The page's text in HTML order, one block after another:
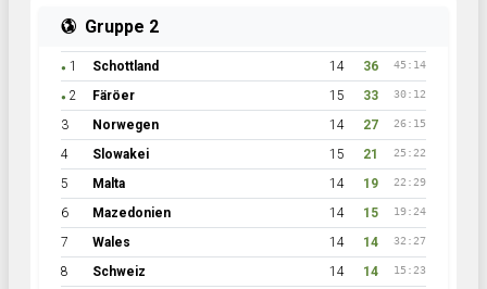
Gruppe 2
● 1 Schottland 14 36 45:14
● 2 Färöer 15 33 30:12
3 Norwegen 14 27 26:15
4 Slowakei 15 21 25:22
5 Malta 14 19 22:29
6 Mazedonien 14 15 19:24
7 Wales 14 14 32:27
8 Schweiz 14 14 15:23